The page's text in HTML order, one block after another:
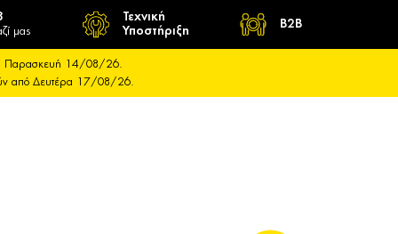
μας
Τεχνική
Υποστήριξη
B2B
Παρασκευή 14/08/26.
από Δευτέρα 17/08/26.